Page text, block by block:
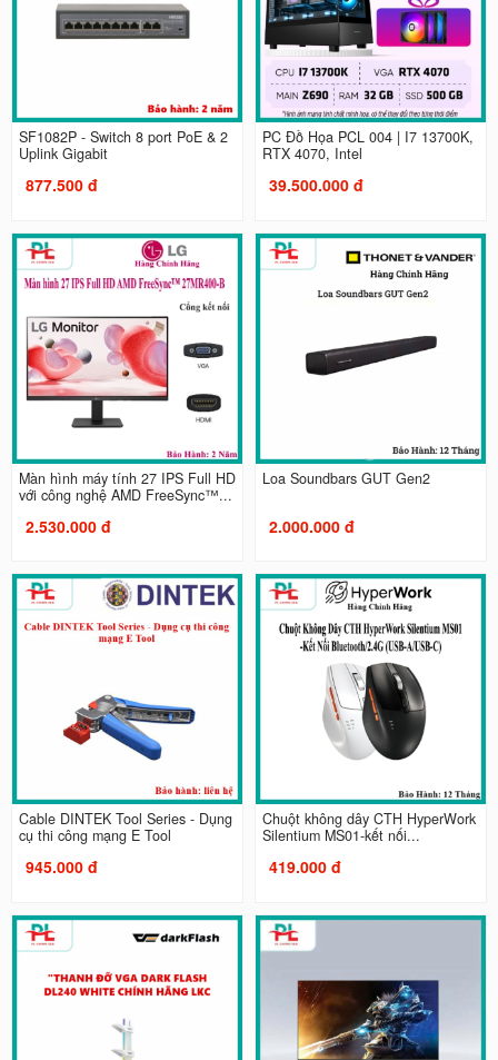
SF1082P - Switch 8 port PoE & 2
Uplink Gigabit
877.500 đ
PC Đồ Họa PCL 004 | I7 13700K,
RTX 4070, Intel
39.500.000 đ
Màn hình máy tính 27 IPS Full HD
với công nghệ AMD FreeSync™...
2.530.000 đ
Loa Soundbars GUT Gen2
2.000.000 đ
Cable DINTEK Tool Series - Dụng
cụ thi công mạng E Tool
945.000 đ
Chuột không dây CTH HyperWork
Silentium MS01-kết nối...
419.000 đ